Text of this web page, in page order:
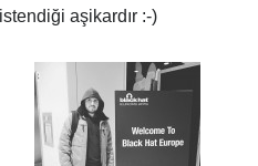
aşikardır :-)